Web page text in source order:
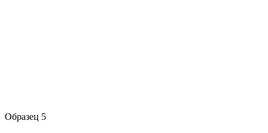
Образец 5